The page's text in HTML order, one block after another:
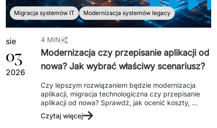
Migracja Systemów IT
↳ Migracja do chmury Azure
↳ Migracje Chmurowe
↳ Audyt aplikacji legacy
Outsourcing IT
Dedykowany zespół IT
Migracja systemów IT Modernizacja systemów legacy
sie
03
2026
4 MIN
Modernizacja czy przepisanie aplikacji od
nowa? Jak wybrać właściwy scenariusz?
Czy lepszym rozwiązaniem będzie modernizacja
aplikacji, migracja technologiczna czy przepisanie
aplikacji od nowa? Sprawdź, jak ocenić koszty,
ryzyko, dług technologiczny i wybrać scenariusz
dopasowany do potrzeb biznesowych oraz stanu
Czytaj więcej